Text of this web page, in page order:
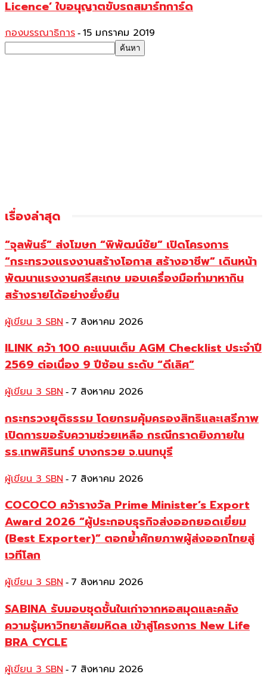
Licence’ ใบอนุญาตขับรถสมาร์ทการ์ด
กองบรรณาธิการ - 15 มกราคม 2019
เรื่องล่าสุด
“จุลพันธ์” ส่งโฆษก “พิพัฒน์ชัย” เปิดโครงการ
“กระทรวงแรงงานสร้างโอกาส สร้างอาชีพ” เดินหน้า
พัฒนาแรงงานศรีสะเกษ มอบเครื่องมือทำมาหากิน
สร้างรายได้อย่างยั่งยืน
ผู้เขียน 3 SBN - 7 สิงหาคม 2026
ILINK คว้า 100 คะแนนเต็ม AGM Checklist ประจำปี
2569 ต่อเนื่อง 9 ปีซ้อน ระดับ “ดีเลิศ”
ผู้เขียน 3 SBN - 7 สิงหาคม 2026
กระทรวงยุติธรรม โดยกรมคุ้มครองสิทธิและเสรีภาพ
เปิดการขอรับความช่วยเหลือ กรณีกราดยิงภายใน
รร.เทพศิรินทร์ บางกรวย จ.นนทบุรี
ผู้เขียน 3 SBN - 7 สิงหาคม 2026
COCOCO คว้ารางวัล Prime Minister’s Export
Award 2026 “ผู้ประกอบธุรกิจส่งออกยอดเยี่ยม
(Best Exporter)” ตอกย้ำศักยภาพผู้ส่งออกไทยสู่
เวทีโลก
ผู้เขียน 3 SBN - 7 สิงหาคม 2026
SABINA รับมอบชุดชั้นในเก่าจากหอสมุดและคลัง
ความรู้มหาวิทยาลัยมหิดล เข้าสู่โครงการ New Life
BRA CYCLE
ผู้เขียน 3 SBN - 7 สิงหาคม 2026